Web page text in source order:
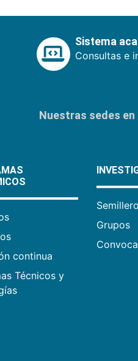
Sistema
Consultas e
Nuestras sedes en
continua
Técnicos y
Grupos